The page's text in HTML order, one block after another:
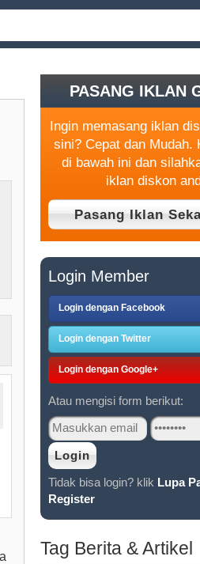
PASANG IKLAN
Ingin memasang iklan
sini? Cepat dan Mudah.
di bawah ini dan
iklan diskon
Login Member
Login dengan Facebook
Login dengan Twitter
Login dengan Google+
Atau mengisi form berikut:
Tidak bisa login? klik Lupa
Register
Tag Berita & Artikel